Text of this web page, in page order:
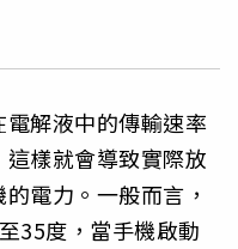
解液中的傳輸速率
樣就會導致實際放
電力。一般而言，
35度，當手機啟動